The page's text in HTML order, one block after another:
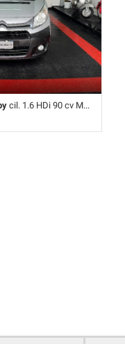
cil. 1.6 HDi 90 cv Multispace 6 posti